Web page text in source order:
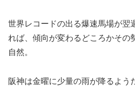
世界レコードの出る爆速馬場が翌
れば、傾向が変わるどころかその
自然。
阪神は金曜に少量の雨が降るよう